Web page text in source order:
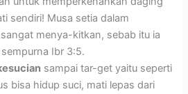
sendiri! Musa setia dalam
menya-kitkan, sebab itu ia
Ibr 3:5.
sampai tar-get yaitu seperti
bisa hidup suci, mati lepas dari